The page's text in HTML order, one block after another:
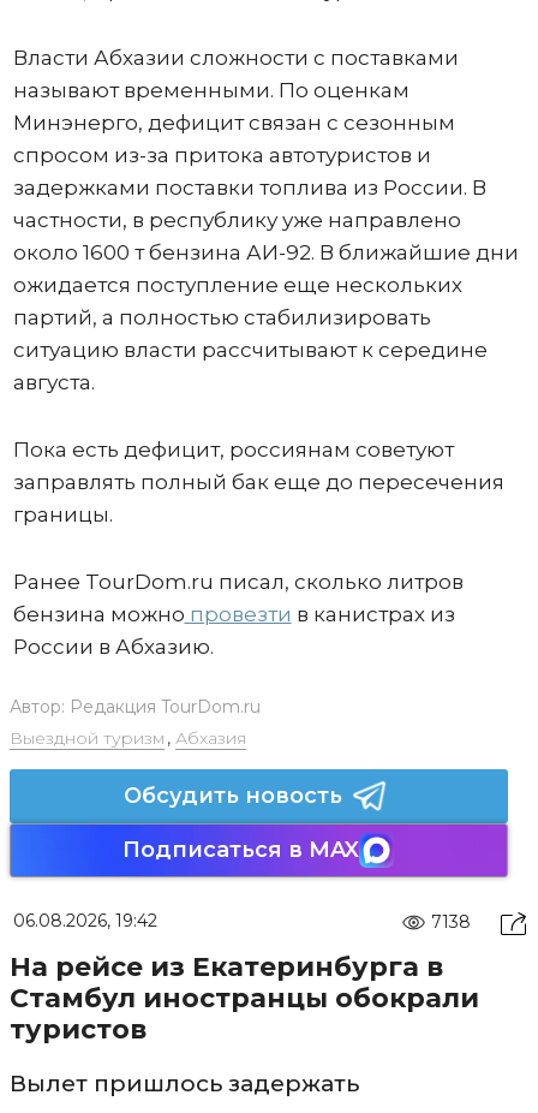
Власти Абхазии сложности с поставками
называют временными. По оценкам
Минэнерго, дефицит связан с сезонным
спросом из-за притока автотуристов и
задержками поставки топлива из России. В
частности, в республику уже направлено
около 1600 т бензина АИ-92. В ближайшие дни
ожидается поступление еще нескольких
партий, а полностью стабилизировать
ситуацию власти рассчитывают к середине
августа.
Пока есть дефицит, россиянам советуют
заправлять полный бак еще до пересечения
границы.
Ранее TourDom.ru писал, сколько литров
бензина можно провезти в канистрах из
России в Абхазию.
Автор: Редакция TourDom.ru
Выездной туризм , Абхазия
Обсудить новость
Подписаться в MAX
06.08.2026, 19:42 7138
На рейсе из Екатеринбурга в
Стамбул иностранцы обокрали
туристов
Вылет пришлось задержать